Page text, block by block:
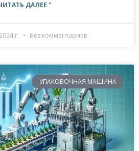
ДАЛЕЕ "
г. Без комментариев
УПАКОВОЧНАЯ МАШИНА